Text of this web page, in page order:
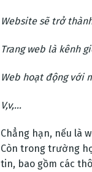
Website sẽ trở
Trang web là kênh
Web hoạt động với
V,v,…
Chẳng hạn, nếu là
Còn trong trường
tin, bao gồm các